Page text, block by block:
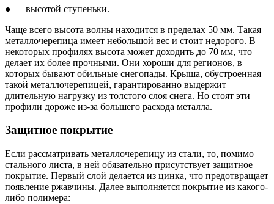
● высотой ступеньки.
Чаще всего высота волны находится в пределах 50 мм. Такая
металлочерепица имеет небольшой вес и стоит недорого. В
некоторых профилях высота может доходить до 70 мм, что
делает их более прочными. Они хороши для регионов, в
которых бывают обильные снегопады. Крыша, обустроенная
такой металлочерепицей, гарантированно выдержит
длительную нагрузку из толстого слоя снега. Но стоят эти
профили дороже из-за большего расхода металла.
Защитное покрытие
Если рассматривать металлочерепицу из стали, то, помимо
стального листа, в ней обязательно присутствует защитное
покрытие. Первый слой делается из цинка, что предотвращает
появление ржавчины. Далее выполняется покрытие из какого-
либо полимера: